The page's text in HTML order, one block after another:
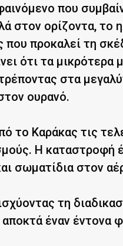
που
στον ορίζοντα, το
που προκαλεί τη
ότι τα μικρότερα
στα
ουρανό.
το Καράκας τις
Η καταστροφή
σωματίδια στον
τη
έναν έντονα